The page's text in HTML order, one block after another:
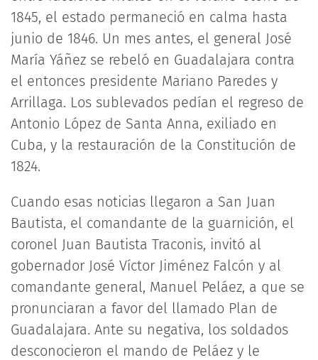
1845, el estado permaneció en calma hasta
junio de 1846. Un mes antes, el general José
María Yáñez se rebeló en Guadalajara contra
el entonces presidente Mariano Paredes y
Arrillaga. Los sublevados pedían el regreso de
Antonio López de Santa Anna, exiliado en
Cuba, y la restauración de la Constitución de
1824.
Cuando esas noticias llegaron a San Juan
Bautista, el comandante de la guarnición, el
coronel Juan Bautista Traconis, invitó al
gobernador José Víctor Jiménez Falcón y al
comandante general, Manuel Peláez, a que se
pronunciaran a favor del llamado Plan de
Guadalajara. Ante su negativa, los soldados
desconocieron el mando de Peláez y le